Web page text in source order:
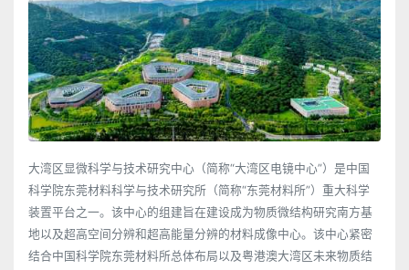
大湾区显微科学与技术研究中心（简称“大湾区电镜中心”）是中国
科学院东莞材料科学与技术研究所（简称“东莞材料所”）重大科学
装置平台之一。该中心的组建旨在建设成为物质微结构研究南方基
地以及超高空间分辨和超高能量分辨的材料成像中心。该中心紧密
结合中国科学院东莞材料所总体布局以及粤港澳大湾区未来物质结